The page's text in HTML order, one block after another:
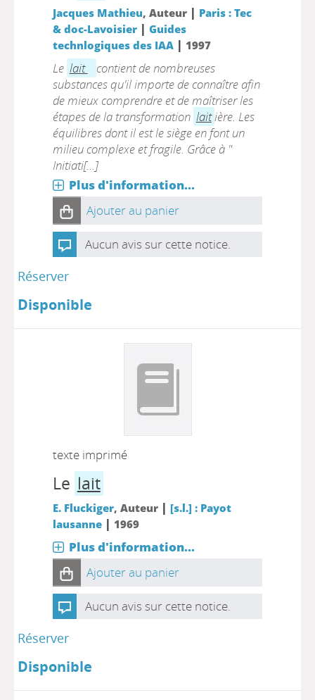
Jacques Mathieu, Auteur | Paris : Tec
& doc-Lavoisier| Guides
technlogiques des IAA| 1997
Le lait
contient de nombreuses
substances qu'il importe de connaître afin
de mieux comprendre et de maîtriser les
étapes de la transformation laitière. Les
équilibres dont il est le siège en font un
milieu complexe et fragile. Grâce à "
Initiati[...]
Plus d'information...
Ajouter au panier
Aucun avis sur cette notice.
Réserver
Disponible
texte imprimé
Le lait
E. Fluckiger, Auteur | [s.l.] : Payot
lausanne| 1969
Plus d'information...
Ajouter au panier
Aucun avis sur cette notice.
Réserver
Disponible